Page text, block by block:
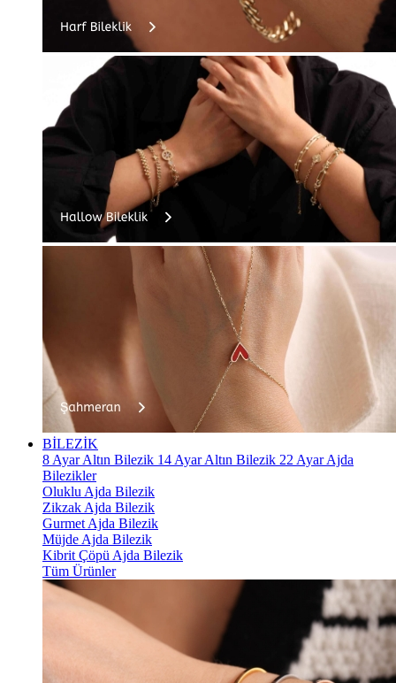
BİLEZİK
8 Ayar Altın Bilezik 14 Ayar Altın Bilezik 22 Ayar Ajda
Bilezikler
Oluklu Ajda Bilezik
Zikzak Ajda Bilezik
Gurmet Ajda Bilezik
Müjde Ajda Bilezik
Kibrit Çöpü Ajda Bilezik
Tüm Ürünler